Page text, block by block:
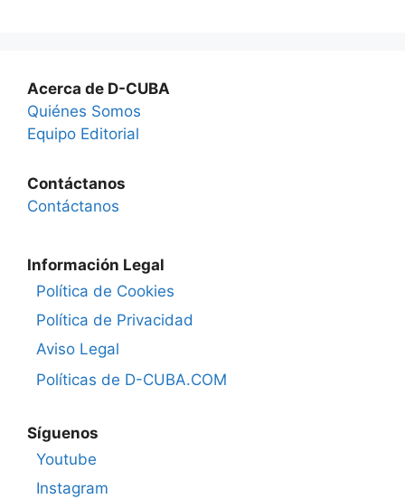
Acerca de D-CUBA
Quiénes Somos
Equipo Editorial
Contáctanos
Contáctanos
Información Legal
Política de Cookies
Política de Privacidad
Aviso Legal
Políticas de D-CUBA.COM
Síguenos
Youtube
Instagram